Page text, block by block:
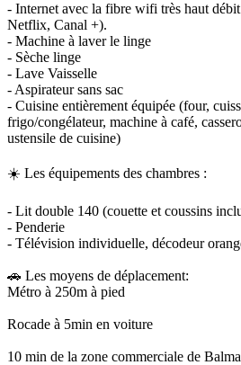
- Internet avec la fibre wifi très haut
Netflix, Canal +).
- Machine à laver le linge
- Sèche linge
- Lave Vaisselle
- Aspirateur sans sac
- Cuisine entièrement équipée (four,
frigo/congélateur, machine à café,
ustensile de cuisine)
☀️ Les équipements des chambres :
- Lit double 140 (couette et coussins
- Penderie
- Télévision individuelle, décodeur
🚗 Les moyens de déplacement:
Métro à 250m à pied
Rocade à 5min en voiture
10 min de la zone commerciale de Balma